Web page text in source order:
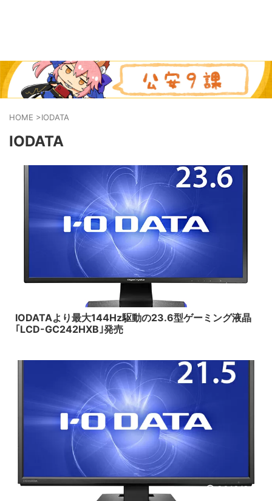
HOME >IODATA
IODATA
IODATAより最大144Hz駆動の23.6型ゲーミング液晶
｢LCD-GC242HXB｣発売
2018/8/1